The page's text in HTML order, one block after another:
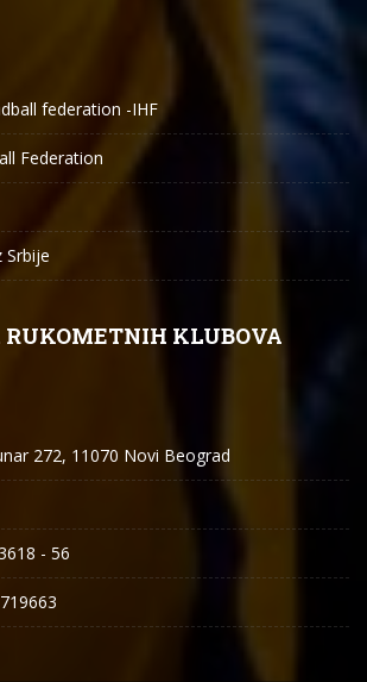
federation -IHF
Federation
Srbije
RUKOMETNIH KLUBOVA
272, 11070 Novi Beograd
- 56